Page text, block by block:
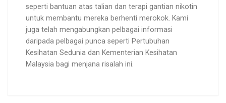
seperti bantuan atas talian dan terapi gantian nikotin
untuk membantu mereka berhenti merokok. Kami
juga telah mengabungkan pelbagai informasi
daripada pelbagai punca seperti Pertubuhan
Kesihatan Sedunia dan Kementerian Kesihatan
Malaysia bagi menjana risalah ini.